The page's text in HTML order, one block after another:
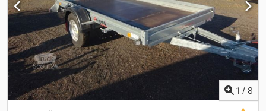
recomandă verificarea vechimii anvelopelor * Rampe de acces
stocate, pentru a evita zgomotele * Dimensiunile platformei de
încărcare (interioare): aproximativ 400 x 202 cm Codpfxsyh U H Re
Acksrf * Dimensiunile totale: aproximativ 550 x 206 cm * Masa
totală: 2000 kg, masa utilă: aproximativ 1400 kg * Sistem de fixare
pe podea Înmatriculare inițială, un singur proprietar, provenită din
parcul nostru de închirieri, în starea actuală. Inspecția tehnică
este valabilă. Locația vehiculului: regiunea Rin, în apropiere de
1 / 8